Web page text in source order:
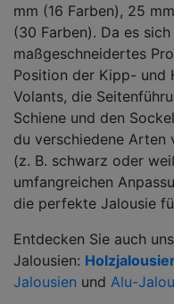
mm (16 Farben), 25
(30 Farben). Da es
maßgeschneidertes
Position der Kipp- und
Volants, die
Schiene und den
du verschiedene Arten
(z. B. schwarz oder
umfangreichen
die perfekte Jalousie
Entdecken Sie auch
Jalousien:
Jalousien und Alu-